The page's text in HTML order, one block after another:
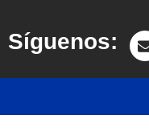
Síguenos: